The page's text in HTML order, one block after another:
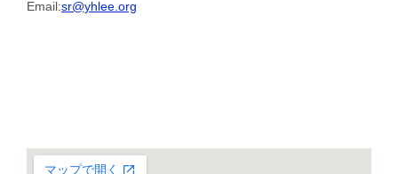
Email:sr@yhlee.org